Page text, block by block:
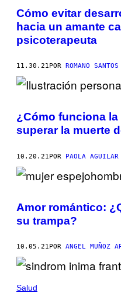
Cómo evitar
hacia un amante
psicoterapeuta
11.30.21 POR ROMANO SANTOS
¿Cómo funciona
superar la muerte
10.20.21POR PAOLA AGUILAR
Amor romántico:
su trampa?
10.05.21 POR ANGEL MUÑOZ
Salud